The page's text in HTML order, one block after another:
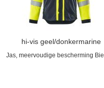
hi-vis geel/donkermarine
Jas, meervoudige bescherming Biel